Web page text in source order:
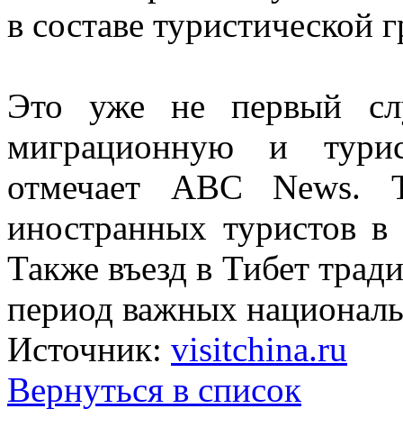
в составе туристической
Это уже не первый
миграционную и
отмечает ABC News.
иностранных туристов
Также въезд в Тибет
период важных
Источник: visitchina.ru
Вернуться в список